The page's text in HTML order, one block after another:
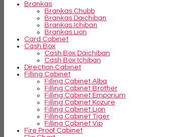
Brankas
Brankas Chubb
Brankas Daichiban
Brankas Ichiban
Brankas Lion
Card Cabinet
Cash Box
Cash Box Daichiban
Cash Box Ichiban
Direction Cabinet
Filling Cabinet
Filling Cabinet Alba
Filling Cabinet Brother
Filling Cabinet Emporium
Filling Cabinet Kozure
Filling Cabinet Lion
Filling Cabinet Tiger
Filling Cabinet Vip
Fire Proof Cabinet